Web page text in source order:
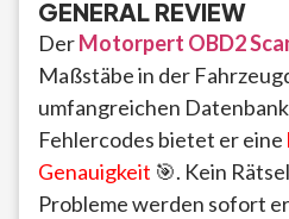
GENERAL REVIEW
DerMotorpert OBD2
Maßstäbe in der
umfangreichen
Fehlercodes bietet er eine
Genauigkeit 🎯. Kein
Probleme werden sofort